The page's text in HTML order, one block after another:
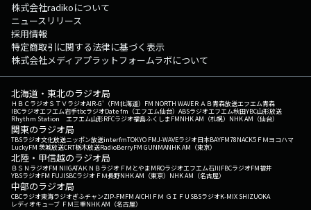
株式会社radikoについて
ニュースリリース
採用情報
特定商取引に関する法律に基づく表示
株式会社メディアプラットフォームラボについて
北海道・東北のラジオ局
ＨＢＣラジオＳＴＶラジオAIR-G'（FM北海道） FM NORTH WAVEＲＡＢ青森放送エフエム青森
IBCラジオエフエム岩手tbcラジオDate fm（エフエム仙台） ABSラジオエフエム秋田YBC山形放送
Rhythm Station エフエム山形RFCラジオ福島ふくしまFMNHK AM（札幌） NHK AM（仙台）
関東のラジオ局
TBSラジオ文化放送ニッポン放送interfmTOKYO FMJ-WAVEラジオ日本BAYFM78NACK5 ＦＭヨコハマ
LuckyFM 茨城放送CRT栃木放送RadioBerryFM GUNMANHK AM（東京）
北陸・甲信越のラジオ局
ＢＳＮラジオFM NIIGATAＫＮＢラジオ ＦＭとやまMROラジオエフエム石川FBCラジオFM福井
YBSラジオFM FUJISBCラジオ ＦＭ長野NHK AM（東京） NHK AM（名古屋）
中部のラジオ局
CBCラジオ東海ラジオぎふチャンZIP-FMFM AICHI ＦＭ ＧＩＦＵ SBSラジオK-MIX SHIZUOKA
レディオキューブ ＦＭ三重NHK AM（名古屋）